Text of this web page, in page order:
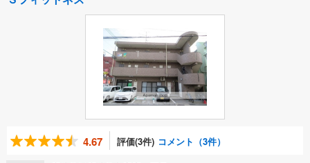
4.67 評価(3件) コメント（3件）